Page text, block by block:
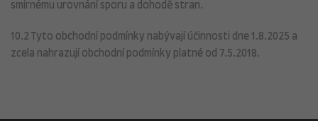
smírnému urovnání sporu a dohodě stran.
10.2 Tyto obchodní podmínky nabývají účinnosti dne 1.8.2025 a
zcela nahrazují obchodní podmínky platné od 7.5.2018.